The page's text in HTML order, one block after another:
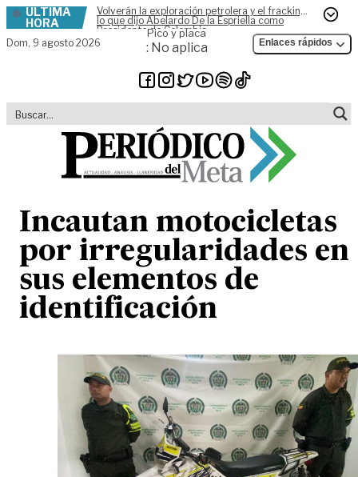
Skip to content
ÚLTIMA
HORA
Volverán la exploración petrolera y el fracking,
lo que dijo Abelardo De la Espriella como
Presidente de Colombia
Dom, 9 agosto 2026
Pico y placa
: No aplica Enlaces rápidos
Incautan motocicletas
por irregularidades en
sus elementos de
identificación